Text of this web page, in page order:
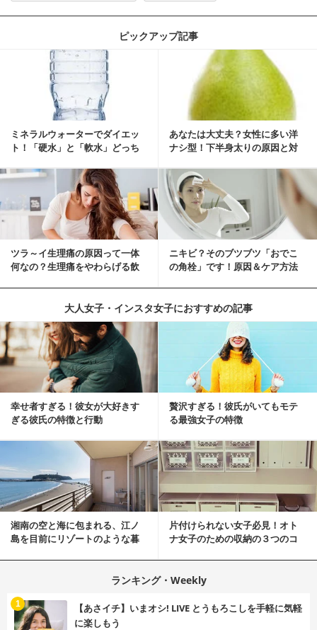
ピックアップ記事
ミネラルウォーターでダイエッ
ト！「硬水」と「軟水」どっち
あなたは大丈夫？女性に多い洋
ナシ型！下半身太りの原因と対
ツラ～イ生理痛の原因って一体
何なの？生理痛をやわらげる飲
ニキビ？そのブツブツ「おでこ
の角栓」です！原因＆ケア方法
大人女子・インスタ女子におすすめの記事
幸せ者すぎる！彼女が大好きす
ぎる彼氏の特徴と行動
贅沢すぎる！彼氏がいてもモテ
る最強女子の特徴
湘南の空と海に包まれる、江ノ
島を目前にリゾートのような暮
片付けられない女子必見！オト
ナ女子のための収納の３つのコ
ランキング・Weekly
【あさイチ】いまオシ! LIVE とうもろこしを手軽に気軽
に楽しもう
1